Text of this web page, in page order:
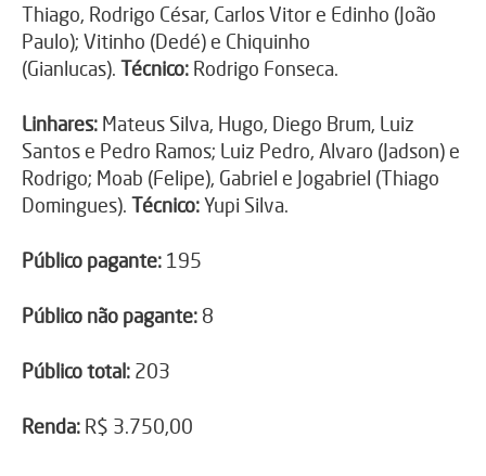
Thiago, Rodrigo César, Carlos Vitor e Edinho (João
Paulo); Vitinho (Dedé) e Chiquinho
(Gianlucas). Técnico: Rodrigo Fonseca.
Linhares: Mateus Silva, Hugo, Diego Brum, Luiz
Santos e Pedro Ramos; Luiz Pedro, Alvaro (Jadson) e
Rodrigo; Moab (Felipe), Gabriel e Jogabriel (Thiago
Domingues). Técnico:Yupi Silva.
Público pagante: 195
Público não pagante: 8
Público total: 203
Renda: R$ 3.750,00